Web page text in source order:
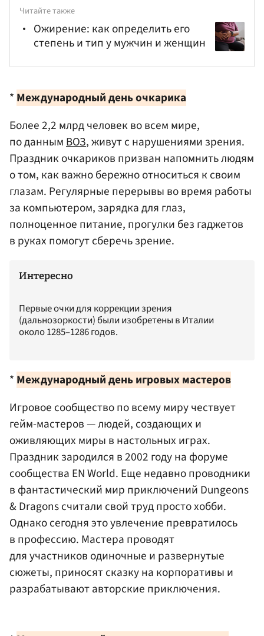
Читайте также
Ожирение: как определить его
степень и тип у мужчин и женщин
* Международный день очкарика
Более 2,2 млрд человек во всем мире,
по даннымВОЗ, живут с нарушениями зрения.
Праздник очкариков призван напомнить людям
о том, как важно бережно относиться к своим
глазам. Регулярные перерывы во время работы
за компьютером, зарядка для глаз,
полноценное питание, прогулки без гаджетов
в руках помогут сберечь зрение.
Интересно
Первые очки для коррекции зрения
(дальнозоркости) были изобретены в Италии
около 1285–1286 годов.
* Международный день игровых мастеров
Игровое сообщество по всему миру чествует
гейм-мастеров — людей, создающих и
оживляющих миры в настольных играх.
Праздник зародился в 2002 году на форуме
сообщества EN World. Еще недавно проводники
в фантacтический мир приключeний Dungeons
& Dragons считали свой труд просто хобби.
Однако сегодня это увлечение превратилось
в профессию. Мастера проводят
для участников одиночные и развернутые
сюжеты, приносят сказку на корпоративы и
разрабатывают авторские приключения.